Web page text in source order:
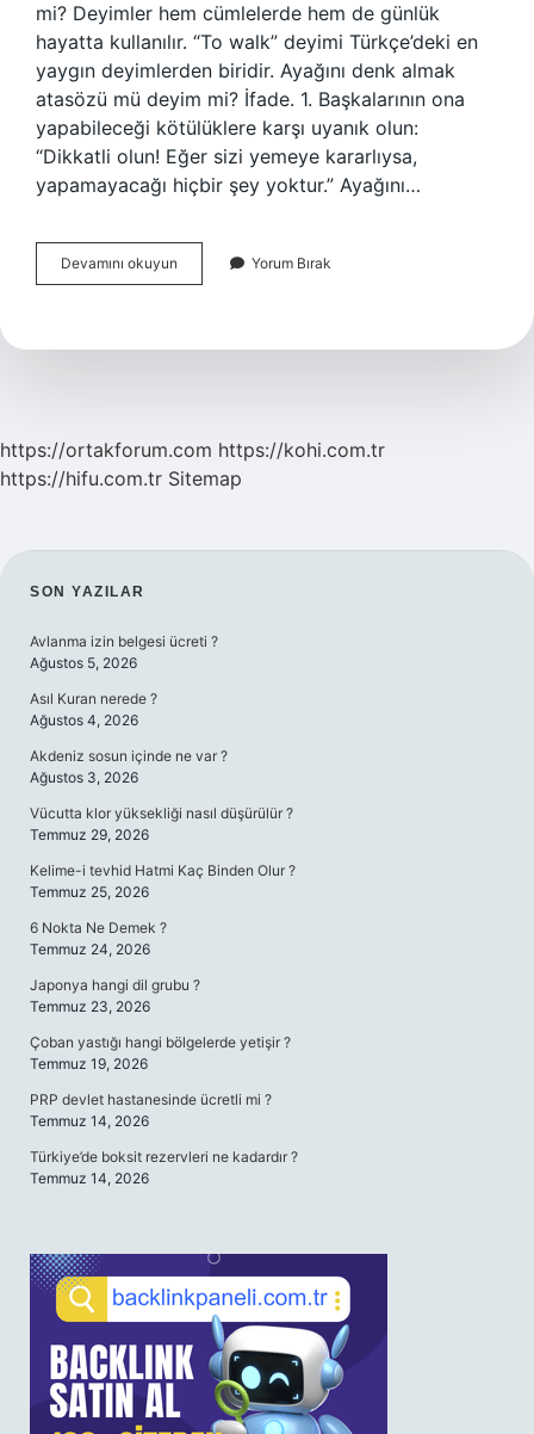
mi? Deyimler hem cümlelerde hem de günlük
hayatta kullanılır. “To walk” deyimi Türkçe’deki en
yaygın deyimlerden biridir. Ayağını denk almak
atasözü mü deyim mi? İfade. 1. Başkalarının ona
yapabileceği kötülüklere karşı uyanık olun:
“Dikkatli olun! Eğer sizi yemeye kararlıysa,
yapamayacağı hiçbir şey yoktur.” Ayağını…
Devamını okuyun
Kesmek
Yorum Bırak
https://ortakforum.com https://kohi.com.tr
https://hifu.com.tr Sitemap
SIDEBAR
SON YAZILAR
Avlanma izin belgesi ücreti ?
Ağustos 5, 2026
Asıl Kuran nerede ?
Ağustos 4, 2026
Akdeniz sosun içinde ne var ?
Ağustos 3, 2026
Vücutta klor yüksekliği nasıl düşürülür ?
Temmuz 29, 2026
Kelime-i tevhid Hatmi Kaç Binden Olur ?
Temmuz 25, 2026
6 Nokta Ne Demek ?
Temmuz 24, 2026
Japonya hangi dil grubu ?
Temmuz 23, 2026
Çoban yastığı hangi bölgelerde yetişir ?
Temmuz 19, 2026
PRP devlet hastanesinde ücretli mi ?
Temmuz 14, 2026
Türkiye’de boksit rezervleri ne kadardır ?
Temmuz 14, 2026